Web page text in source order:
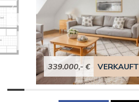
339.000,- € VERKAUFT